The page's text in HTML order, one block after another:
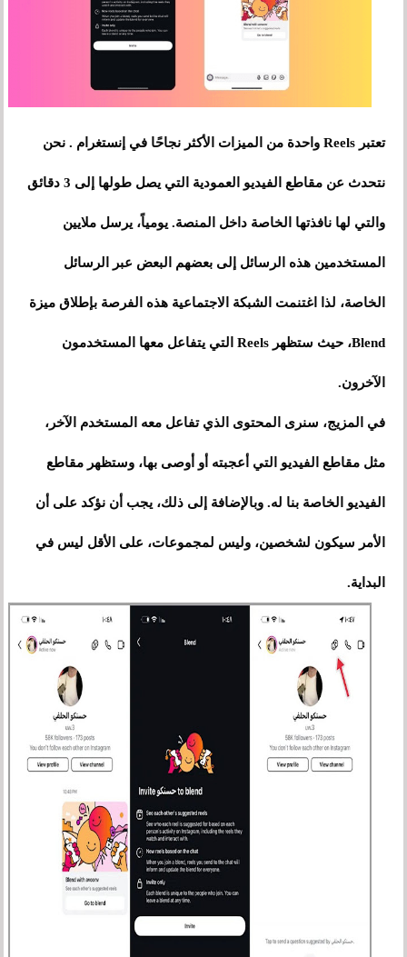
تعتبر Reels واحدة من الميزات الأكثر نجاحًا في إنستغرام . نحن
نتحدث عن مقاطع الفيديو العمودية التي يصل طولها إلى 3 دقائق
والتي لها نافذتها الخاصة داخل المنصة. يومياً، يرسل ملايين
المستخدمين هذه الرسائل إلى بعضهم البعض عبر الرسائل
الخاصة، لذا اغتنمت الشبكة الاجتماعية هذه الفرصة بإطلاق ميزة
Blend، حيث ستظهر Reels التي يتفاعل معها المستخدمون
الآخرون.
في المزيج، سنرى المحتوى الذي تفاعل معه المستخدم الآخر،
مثل مقاطع الفيديو التي أعجبته أو أوصى بها، وستظهر مقاطع
الفيديو الخاصة بنا له. وبالإضافة إلى ذلك، يجب أن نؤكد على أن
الأمر سيكون لشخصين، وليس لمجموعات، على الأقل ليس في
البداية.